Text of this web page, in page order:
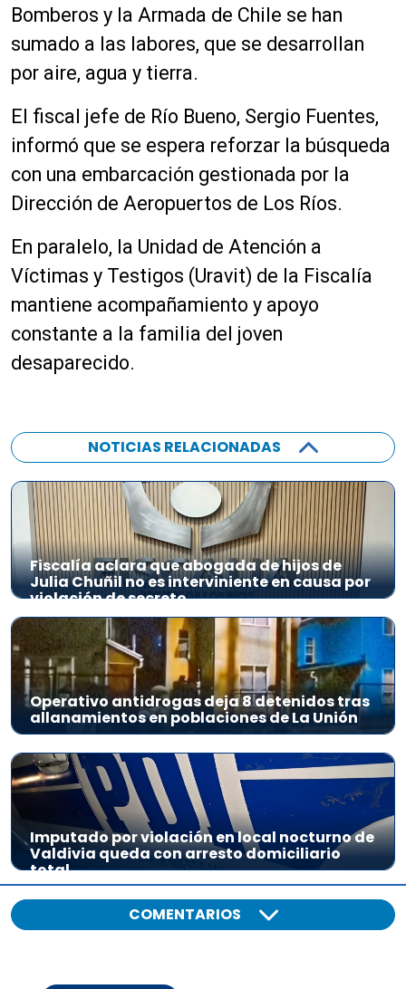
Bomberos y la Armada de Chile se han
sumado a las labores, que se desarrollan
por aire, agua y tierra.
El fiscal jefe de Río Bueno, Sergio Fuentes,
informó que se espera reforzar la búsqueda
con una embarcación gestionada por la
Dirección de Aeropuertos de Los Ríos.
En paralelo, la Unidad de Atención a
Víctimas y Testigos (Uravit) de la Fiscalía
mantiene acompañamiento y apoyo
constante a la familia del joven
desaparecido.
NOTICIAS RELACIONADAS
Fiscalía aclara que abogada de hijos de
Julia Chuñil no es interviniente en causa por
violación de secreto
Operativo antidrogas deja 8 detenidos tras
allanamientos en poblaciones de La Unión
Imputado por violación en local nocturno de
Valdivia queda con arresto domiciliario
total
COMENTARIOS